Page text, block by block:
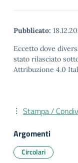
Pubblicato:
Eccetto dove
stato rilasciato
Attribuzione 4.0
Stampa /
Argomenti
Circolari